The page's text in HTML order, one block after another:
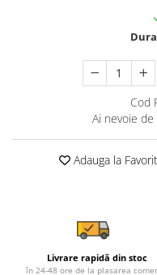
Cod
Ai nevoie de
Adauga la
Livrare rapidă din stoc
în 24-48 ore de la plasarea